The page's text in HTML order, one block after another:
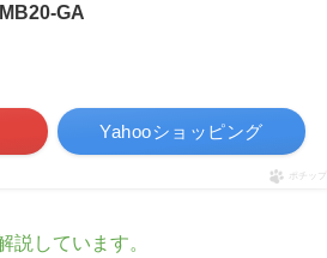
GA
Yahooショッピング
ポチップ
しています。